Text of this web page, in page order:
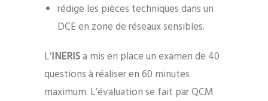
rédige les pièces techniques dans un
DCE en zone de réseaux sensibles.
L’INERISa mis en place un examen de 40
questions à réaliser en 60 minutes
maximum. L’évaluation se fait par QCM